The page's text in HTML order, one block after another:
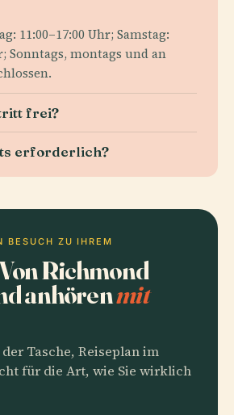
11:00–17:00 Uhr; Samstag:
Sonntags, montags und an
frei?
erforderlich?
BESUCH ZU IHREM
Richmond
anhörenmit
Tasche, Reiseplan im
für die Art, wie Sie wirklich